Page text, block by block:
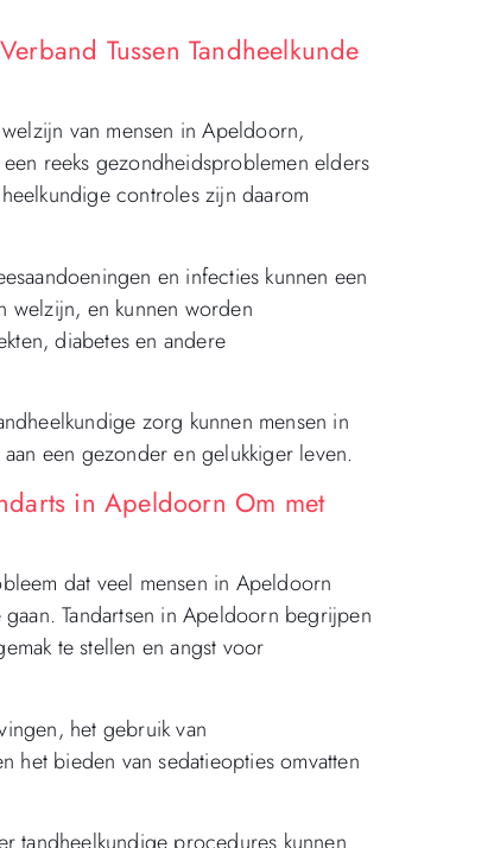
Tussen Tandheelkunde
van mensen in Apeldoorn,
reeks gezondheidsproblemen elders
controles zijn daarom
en infecties kunnen een
welzijn, en kunnen worden
diabetes en andere
zorg kunnen mensen in
een gezonder en gelukkiger leven.
in Apeldoorn Om met
dat veel mensen in Apeldoorn
Tandartsen in Apeldoorn begrijpen
te stellen en angst voor
het gebruik van
het bieden van sedatieopties omvatten